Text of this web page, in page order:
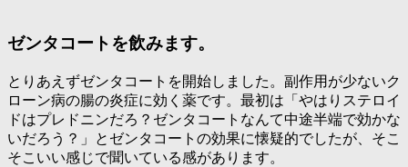
ゼンタコートを飲みます。
とりあえずゼンタコートを開始しました。副作用が少ないク
ローン病の腸の炎症に効く薬です。最初は「 やはりステロイ
ドはプレドニンだろ？ゼンタコートなんて中途半端で効かな
いだろう？ 」とゼンタコートの効果に懐疑的でしたが、そこ
そこいい感じで聞いている感があります。